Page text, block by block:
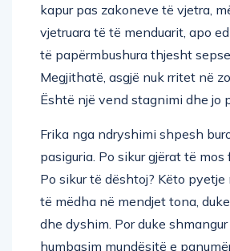
kapur pas zakoneve të vjetra,
vjetruara të të menduarit, apo
të papërmbushura thjesht
Megjithatë, asgjë nuk rritet në
Është një vend stagnimi dhe jo
Frika nga ndryshimi shpesh
pasiguria. Po sikur gjërat të
Po sikur të dështoj? Këto pyetje
të mëdha në mendjet tona,
dhe dyshim. Por duke
humbasim mundësitë e